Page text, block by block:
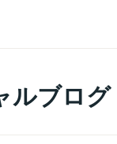
ルブログ